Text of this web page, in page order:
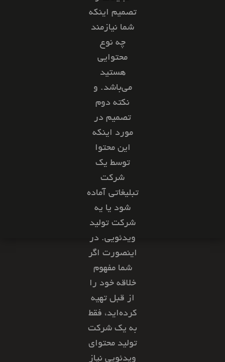
تصمیم اینکه
شما نیازمند
چه نوع
محتوایی
هستید
می‌باشد. و
نکته دوم
تصمیم در
مورد اینکه
این محتوا
توسط یک
شرکت
تبلیغاتی آماده
شود یا یه
شرکت تولید
ویدئویی. در
اینصورت اگر
شما مفهو‌م
خلاقه خود را
از قبل تهیه
کرده‌اید، فقط
به یک شرکت
تولید محتوای
ویدئویی نیاز